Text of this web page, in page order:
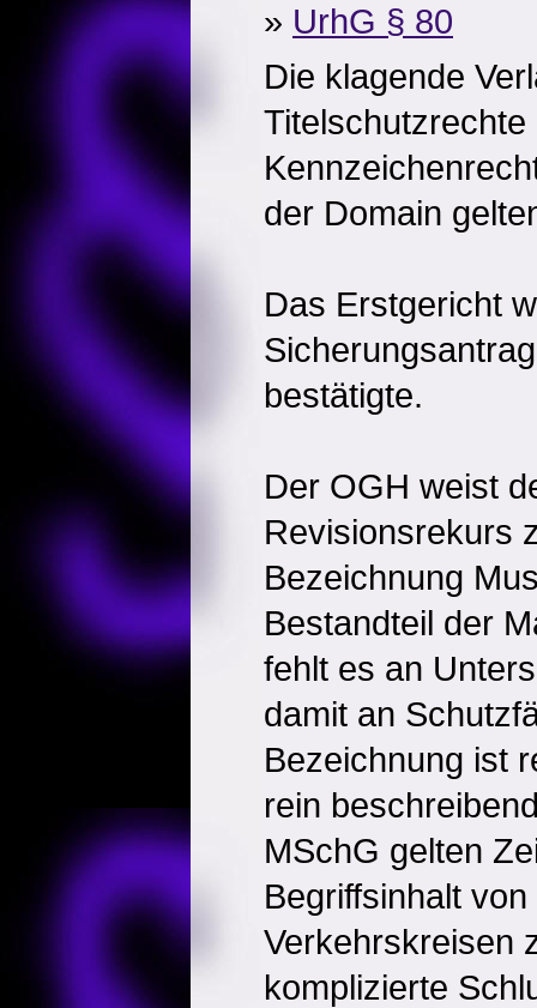
» UrhG § 80
Die klagende
Titelschutzrechte
der Domain
Das Erstgericht
bestätigte.
Der OGH weist
Revisionsrekurs
Bezeichnung
Bestandteil der
fehlt es an
damit an
Bezeichnung ist
rein
MSchG gelten
Begriffsinhalt
Verkehrskreisen
komplizierte